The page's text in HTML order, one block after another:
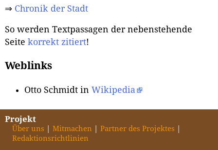
⇒ Chronik der Stadt
So werden Textpassagen der nebenstehende
Seite korrekt zitiert!
Weblinks
Otto Schmidt in Wikipedia
Projekt
Über uns Mitmachen
Partner des Projektes
Redaktionsrichtlinien